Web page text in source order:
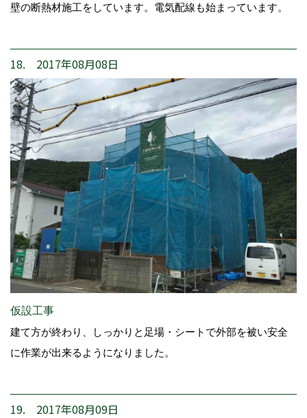
壁の断熱材施工をしています。電気配線も始まっています。
18. 2017年08月08日
仮設工事
建て方が終わり、しっかりと足場・シートで外部を被い安全
に作業が出来るようになりました。
19. 2017年08月09日